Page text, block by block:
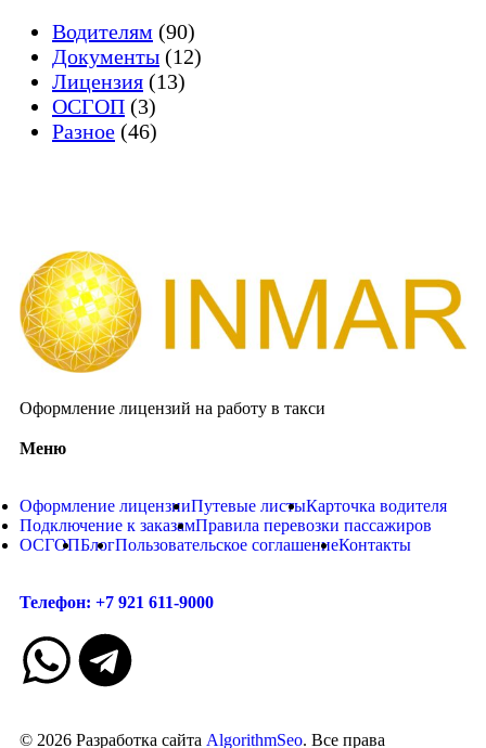
Водителям (90)
Документы (12)
Лицензия (13)
ОСГОП (3)
Разное (46)
Оформление лицензий на работу в такси
Меню
Оформление лицензииПутевые листыКарточка водителя
Подключение к заказамПравила перевозки пассажиров
ОСГОПБлогПользовательское соглашениеКонтакты
Телефон: +7 921 611-9000
© 2026 Разработка сайта AlgorithmSeo. Все права